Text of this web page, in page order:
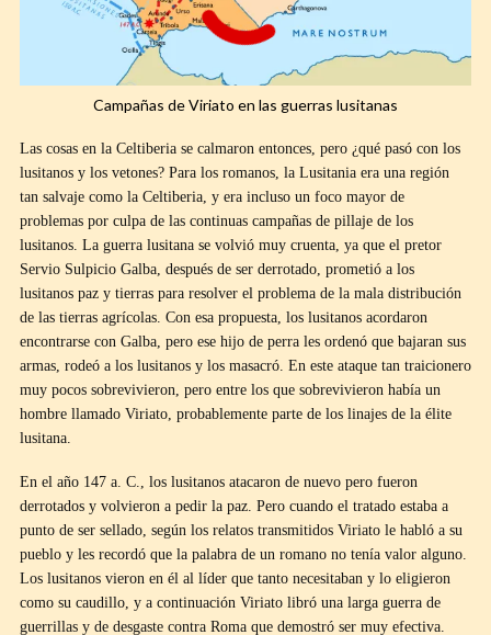
Campañas de Viriato en las guerras lusitanas
Las cosas en la Celtiberia se calmaron entonces, pero ¿qué pasó con los
lusitanos y los vetones? Para los romanos, la Lusitania era una región
tan salvaje como la Celtiberia, y era incluso un foco mayor de
problemas por culpa de las continuas campañas de pillaje de los
lusitanos. La guerra lusitana se volvió muy cruenta, ya que el pretor
Servio Sulpicio Galba, después de ser derrotado, prometió a los
lusitanos paz y tierras para resolver el problema de la mala distribución
de las tierras agrícolas. Con esa propuesta, los lusitanos acordaron
encontrarse con Galba, pero ese hijo de perra les ordenó que bajaran sus
armas, rodeó a los lusitanos y los masacró. En este ataque tan traicionero
muy pocos sobrevivieron, pero entre los que sobrevivieron había un
hombre llamado Viriato, probablemente parte de los linajes de la élite
lusitana.
En el año 147 a. C., los lusitanos atacaron de nuevo pero fueron
derrotados y volvieron a pedir la paz. Pero cuando el tratado estaba a
punto de ser sellado, según los relatos transmitidos Viriato le habló a su
pueblo y les recordó que la palabra de un romano no tenía valor alguno.
Los lusitanos vieron en él al líder que tanto necesitaban y lo eligieron
como su caudillo, y a continuación Viriato libró una larga guerra de
guerrillas y de desgaste contra Roma que demostró ser muy efectiva.